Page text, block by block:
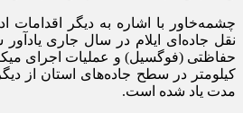
چشمه‌خاور با اشاره به دیگر اقدامات
کیلومتر در سطح جاده‌های استان از
مدت یاد شده است.